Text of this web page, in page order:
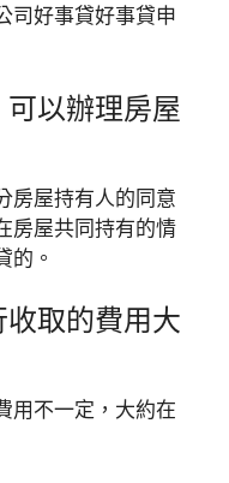
司好事貸好事貸申
以辦理房屋
房屋持有人的同意
房屋共同持有的情
的。
取的費用大
用不一定，大約在